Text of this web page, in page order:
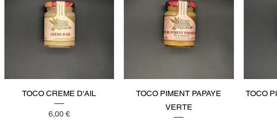
Aperçu rapide
TOCO CREME D'AIL
Prix
6,00 €
Aperçu rapide
TOCO PIMENT PAPAYE
VERTE
TOCO